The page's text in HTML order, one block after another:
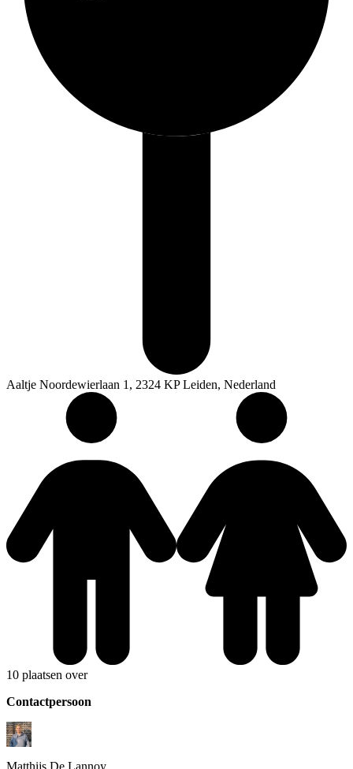
Aaltje Noordewierlaan 1, 2324 KP Leiden, Nederland
10 plaatsen over
Contactpersoon
Matthijs De Lannoy